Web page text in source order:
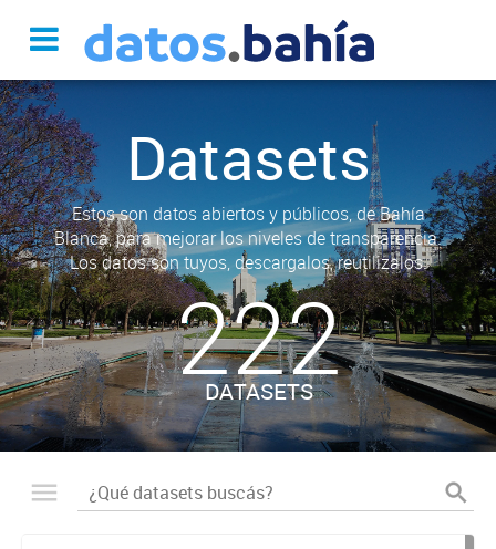
Datasets
Estos son datos abiertos y públicos, de Bahía
Blanca, para mejorar los niveles de transparencia.
Los datos son tuyos, descargalos, reutilizalos.
222
DATASETS